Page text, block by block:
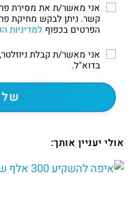
אני מאשר/ת את מסירת
קשר. ניתן לבקש מחיקת
הפרטים בכפוף למדיניות
אני מאשר/ת קבלת
בדוא"ל.
אולי יעניין אותך: